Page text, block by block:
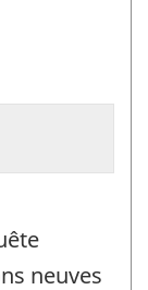
neuves